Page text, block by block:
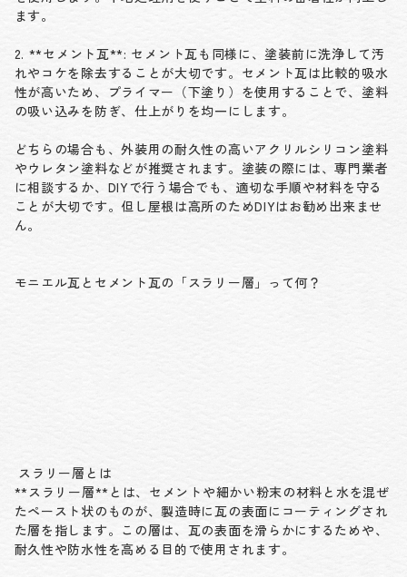
ます。
2. **セメント瓦**: セメント瓦も同様に、塗装前に洗浄して汚
れやコケを除去することが大切です。セメント瓦は比較的吸水
性が高いため、プライマー（下塗り）を使用することで、塗料
の吸い込みを防ぎ、仕上がりを均一にします。
どちらの場合も、外装用の耐久性の高いアクリルシリコン塗料
やウレタン塗料などが推奨されます。塗装の際には、専門業者
に相談するか、DIYで行う場合でも、適切な手順や材料を守る
ことが大切です。但し屋根は高所のためDIYはお勧め出来ませ
ん。
モニエル瓦とセメント瓦の「スラリー層」って何？
スラリー層とは
**スラリー層**とは、セメントや細かい粉末の材料と水を混ぜ
たペースト状のものが、製造時に瓦の表面にコーティングされ
た層を指します。この層は、瓦の表面を滑らかにするためや、
耐久性や防水性を高める目的で使用されます。